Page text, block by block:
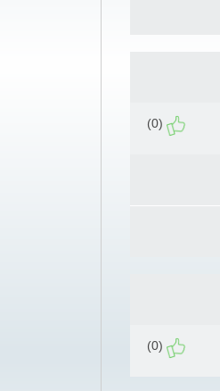
(0)
(0)